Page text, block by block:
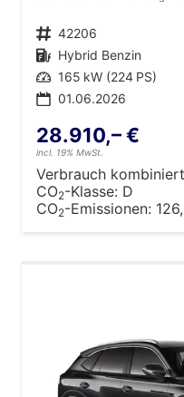
Fahrzeugnr. 42206
Kraftstoff Hybrid Benzin
Leistung 165 kW (224 PS)
01.06.2026
28.910,– €
incl. 19% MwSt.
Verbrauch
CO2-Klasse: D
CO2-Emissionen: